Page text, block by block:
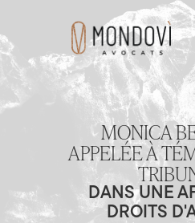
MONICA
APPELÉE À
DANS UNE
DROITS